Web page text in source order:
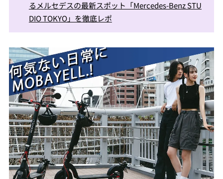
るメルセデスの最新スポット「Mercedes-Benz STU
DIO TOKYO」を徹底レポ